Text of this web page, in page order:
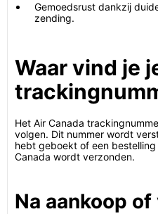
Gemoedsrust dankzij
zending.
Waar vind je
Het Air Canada
volgen. Dit nummer wordt
hebt geboekt of een
Canada wordt verzonden.
Na aankoop